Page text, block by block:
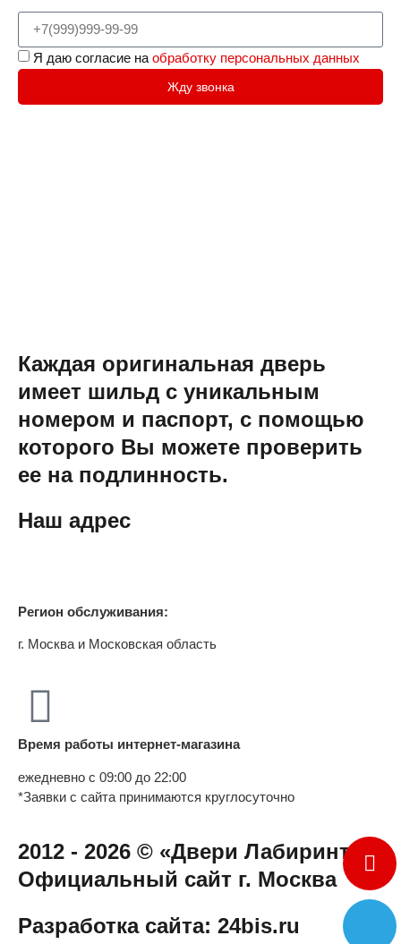
Я даю согласие наобработку персональных данных
Жду звонка
Каждая оригинальная дверь
имеет шильд с уникальным
номером и паспорт, с помощью
которого Вы можете проверить
ее на подлинность.
Наш адрес
Регион обслуживания:
г. Москва и Московская область
Время работы интернет-магазина
ежедневно с 09:00 до 22:00
*Заявки с сайта принимаются круглосуточно
2012 - 2026 © «Двери Лабиринт» -
Официальный сайт г. Москва
Разработка сайта: 24bis.ru